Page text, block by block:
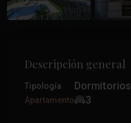
Descripción general
Tipología
Apartamento
Dormitorios
3